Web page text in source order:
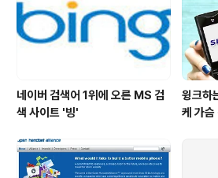
네이버 검색어 1위에 오른 MS 검
색 사이트 '빙'
윙크하
케 가